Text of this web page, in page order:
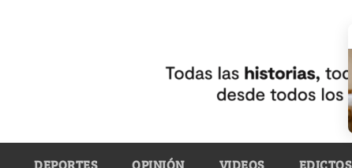
DEPORTES OPINIÓN VIDEOS EDICTOS